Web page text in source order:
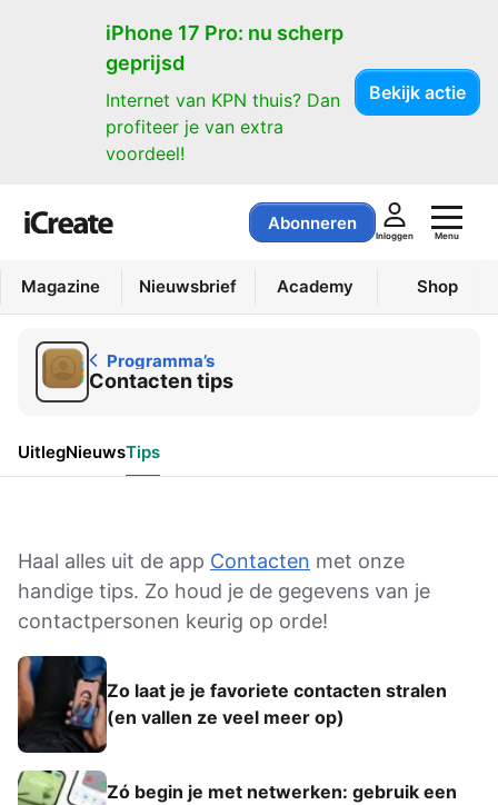
iPhone 17 Pro: nu scherp
geprijsd
Internet van KPN thuis? Dan
profiteer je van extra
voordeel!
Bekijk actie
Abonneren
Inloggen Menu
Magazine Nieuwsbrief Academy Shop
Programma’s
Contacten tips
Programma’s
UitlegNieuwsTips
Haal alles uit de app Contacten met onze
handige tips. Zo houd je de gegevens van je
contactpersonen keurig op orde!
Zo laat je je favoriete contacten stralen
(en vallen ze veel meer op)
Zó begin je met netwerken: gebruik een